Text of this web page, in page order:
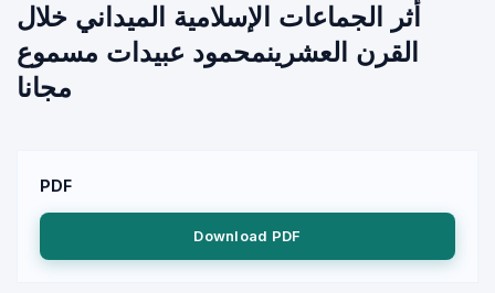
أثر الجماعات الإسلامية الميداني خلال
القرن العشرينمحمود عبيدات مسموع
مجانا
PDF
Download PDF